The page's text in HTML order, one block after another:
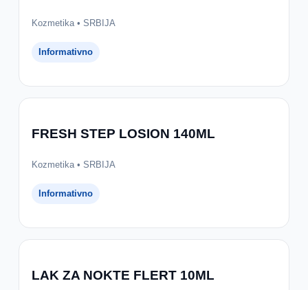
Kozmetika • SRBIJA
Informativno
FRESH STEP LOSION 140ML
Kozmetika • SRBIJA
Informativno
LAK ZA NOKTE FLERT 10ML